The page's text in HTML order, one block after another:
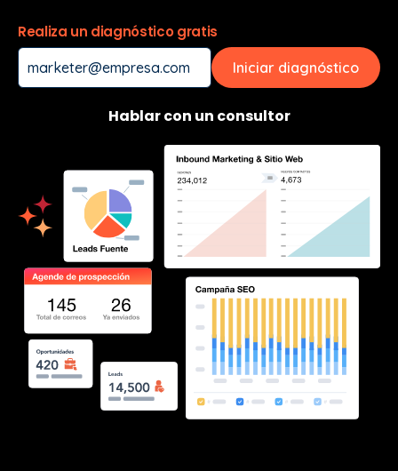
Realiza un diagnóstico gratis
marketer@empresa.com
Iniciar diagnóstico
Hablar con un consultor